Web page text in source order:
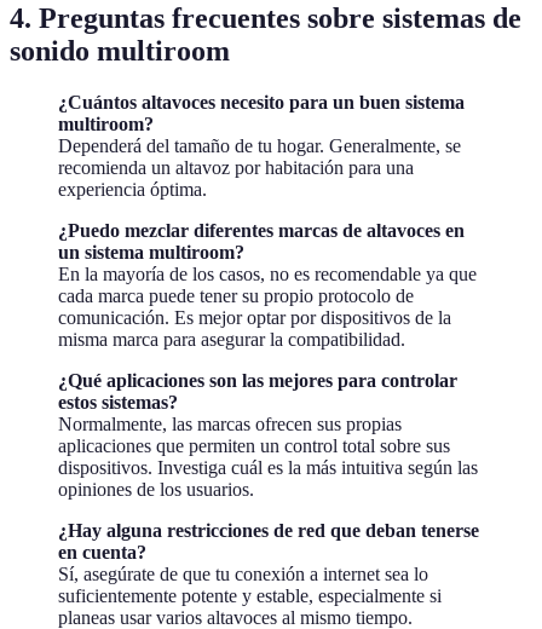
4. Preguntas frecuentes sobre sistemas de
sonido multiroom
¿Cuántos altavoces necesito para un buen sistema
multiroom?
Dependerá del tamaño de tu hogar. Generalmente, se
recomienda un altavoz por habitación para una
experiencia óptima.
¿Puedo mezclar diferentes marcas de altavoces en
un sistema multiroom?
En la mayoría de los casos, no es recomendable ya que
cada marca puede tener su propio protocolo de
comunicación. Es mejor optar por dispositivos de la
misma marca para asegurar la compatibilidad.
¿Qué aplicaciones son las mejores para controlar
estos sistemas?
Normalmente, las marcas ofrecen sus propias
aplicaciones que permiten un control total sobre sus
dispositivos. Investiga cuál es la más intuitiva según las
opiniones de los usuarios.
¿Hay alguna restricciones de red que deban tenerse
en cuenta?
Sí, asegúrate de que tu conexión a internet sea lo
suficientemente potente y estable, especialmente si
planeas usar varios altavoces al mismo tiempo.